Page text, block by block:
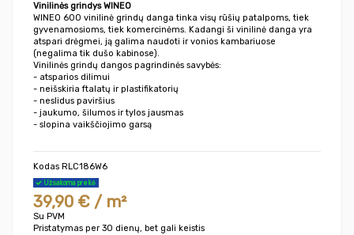
Vinilinės grindys WINEO
WINEO 600 vinilinė grindų danga tinka visų rūšių patalpoms, tiek
gyvenamosioms, tiek komercinėms. Kadangi ši vinilinė danga yra
atspari drėgmei, ją galima naudoti ir vonios kambariuose
(negalima tik dušo kabinose).
Vinilinės grindų dangos pagrindinės savybės:
- atsparios dilimui
- neišskiria ftalatų ir plastifikatorių
- neslidus paviršius
- jaukumo, šilumos ir tylos jausmas
- slopina vaikščiojimo garsą
Kodas RLC186W6
Užsakoma prekė
39,90 € / m²
Su PVM
Pristatymas per 30 dienų, bet gali keistis